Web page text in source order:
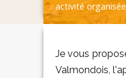
activité
Je vous
Valmondois,